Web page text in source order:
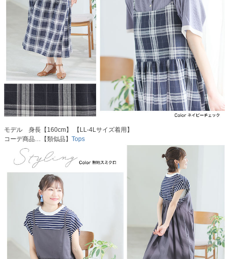
モデル 身長【160cm】 【LL-4Lサイズ着用】
コーデ商品…【類似品】 Tops